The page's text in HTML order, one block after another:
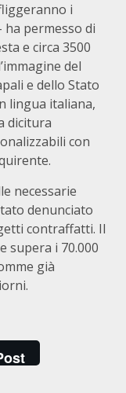
i
permesso di
e circa 3500
del
e dello Stato
lingua italiana,
dicitura
con
necessarie
denunciato
contraffatti. Il
supera i 70.000
già